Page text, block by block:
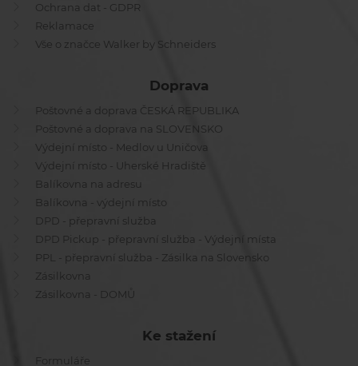
Ochrana dat - GDPR
Reklamace
Vše o značce Walker by Schneiders
Doprava
Poštovné a doprava ČESKÁ REPUBLIKA
Poštovné a doprava na SLOVENSKO
Výdejní místo - Medlov u Uničova
Výdejní místo - Uherské Hradiště
Balíkovna na adresu
Balíkovna - výdejní místo
DPD - přepravní služba
DPD Pickup - přepravní služba - Výdejní místa
PPL - přepravní služba - Zásilka na Slovensko
Zásilkovna
Zásilkovna - DOMŮ
Ke stažení
Formuláře